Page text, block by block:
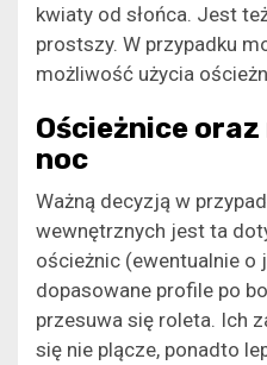
kwiaty od słońca. Jest
prostszy. W przypadku
możliwość użycia
Ościeżnice
noc
Ważną decyzją w
wewnętrznych jest ta
ościeżnic (ewentualnie o
dopasowane profile po
przesuwa się roleta. Ich
się nie plącze, ponadto